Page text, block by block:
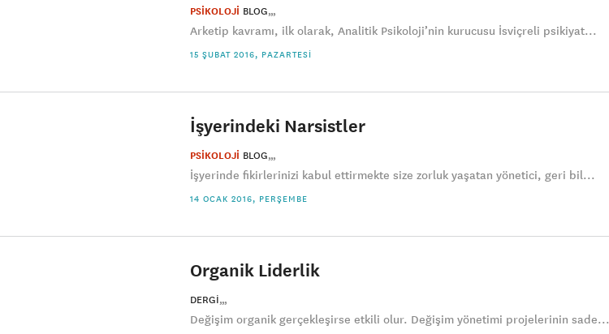
PSİKOLOJİ BLOG
Arketip kavramı, ilk olarak, Analitik Psikoloji’nin kurucusu İsviçreli psikiyat...
15 ŞUBAT 2016, PAZARTESI
İşyerindeki Narsistler
PSİKOLOJİ BLOG
İşyerinde fikirlerinizi kabul ettirmekte size zorluk yaşatan yönetici, geri bil...
14 OCAK 2016, PERŞEMBE
Organik Liderlik
DERGI
Değişim organik gerçekleşirse etkili olur. Değişim yönetimi projelerinin sade...